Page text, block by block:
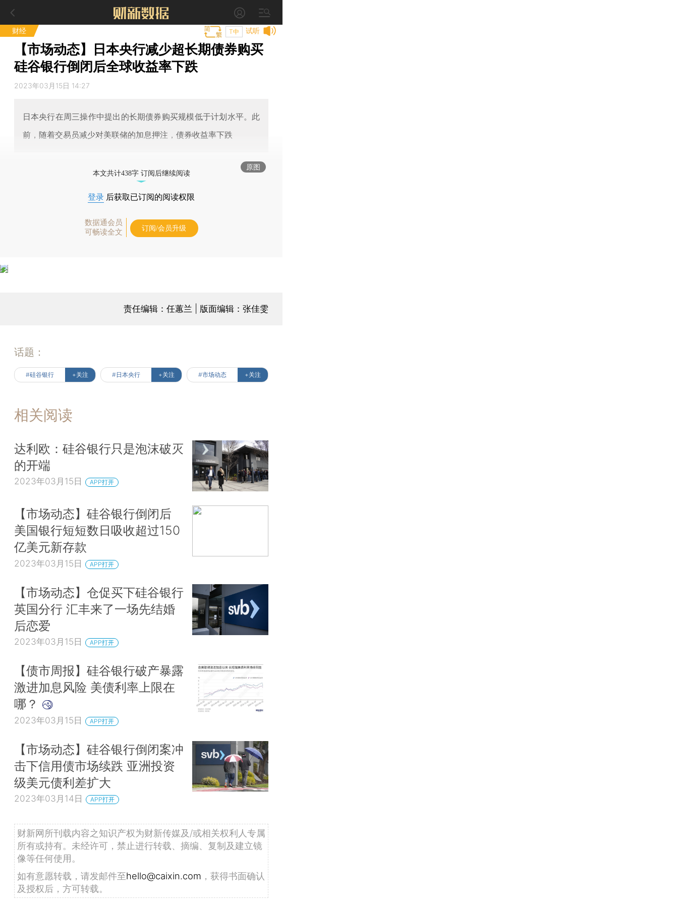
财经 试听
T中
【市场动态】日本央行减少超长期债券购买
硅谷银行倒闭后全球收益率下跌
2023年03月15日 14:27
日本央行在周三操作中提出的长期债券购买规模低于计划水平。此
前，随着交易员减少对美联储的加息押注，债券收益率下跌
原图
本文共计438字 订阅后继续阅读
登录 后获取已订阅的阅读权限
数据通会员
可畅读全文
订阅/会员升级
责任编辑：任蕙兰 | 版面编辑：张佳雯
话题：
#硅谷银行 +关注 #日本央行 +关注 #市场动态 +关注
相关阅读
达利欧：硅谷银行只是泡沫破灭
的开端
2023年03月15日 APP打开
【市场动态】硅谷银行倒闭后
美国银行短短数日吸收超过150
亿美元新存款
2023年03月15日 APP打开
【市场动态】仓促买下硅谷银行
英国分行 汇丰来了一场先结婚
后恋爱
2023年03月15日 APP打开
【债市周报】硅谷银行破产暴露
激进加息风险 美债利率上限在
哪？
2023年03月15日 APP打开
【市场动态】硅谷银行倒闭案冲
击下信用债市场续跌 亚洲投资
级美元债利差扩大
2023年03月14日 APP打开
财新网所刊载内容之知识产权为财新传媒及/或相关权利人专属
所有或持有。未经许可，禁止进行转载、摘编、复制及建立镜
像等任何使用。
如有意愿转载，请发邮件至hello@caixin.com ，获得书面确认
及授权后，方可转载。